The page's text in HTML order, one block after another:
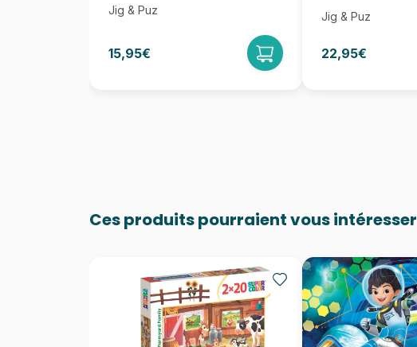
Jig & Puz
15,95€
Jig & Puz
22,95€
Ces produits pourraient vous intéresser